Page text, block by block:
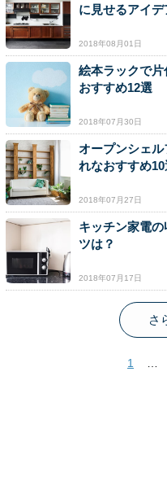
に見せるアイデ
2018年08月01日
絵本ラックで
おすすめ12選
2018年07月30日
オープンシェ
れなおすすめ10
2018年07月27日
キッチン家電
ツは？
2018年07月17日
さ
1